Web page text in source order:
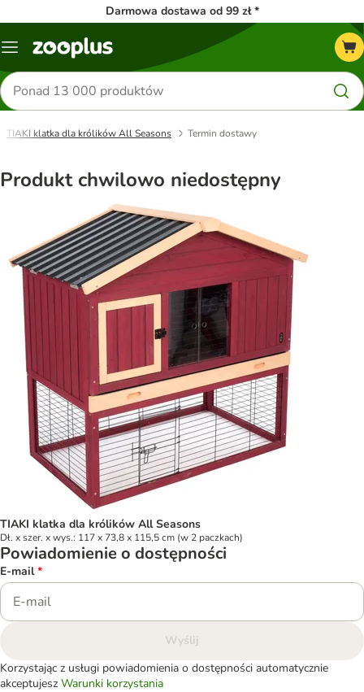
Darmowa dostawa od 99 zł *
Menu
Szukaj
produktów
TIAKI klatka dla królików All Seasons Termin dostawy
Produkt chwilowo niedostępny
TIAKI klatka dla królików All Seasons
Dł. x szer. x wys.: 117 x 73,8 x 115,5 cm (w 2 paczkach)
Powiadomienie o dostępności
E-mail *
Wyślij
Korzystając z usługi powiadomienia o dostępności automatycznie
akceptujesz Warunki korzystania